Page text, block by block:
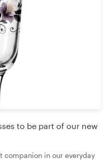
to be part of our new
companion in our everyday